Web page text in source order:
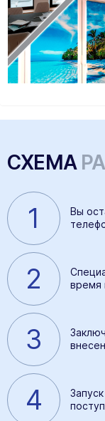
СХЕМА
1 Вы
2
время
3
4